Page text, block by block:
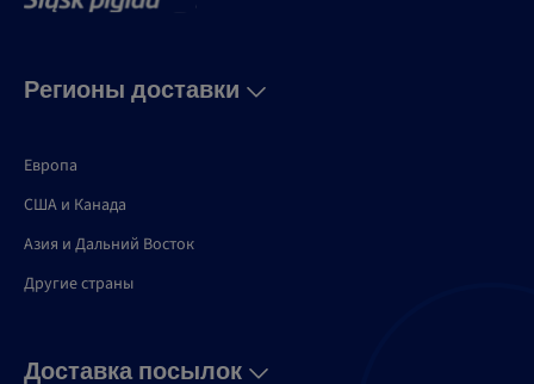
Регионы доставки
Европа
США и Канадa
Азия и Дальний Восток
Другие страны
Доставка посылок